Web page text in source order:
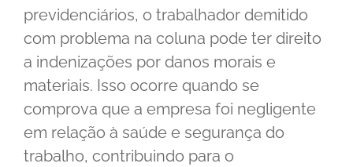
previdenciários, o trabalhador demitido
com problema na coluna pode ter direito
a indenizações por danos morais e
materiais. Isso ocorre quando se
comprova que a empresa foi negligente
em relação à saúde e segurança do
trabalho, contribuindo para o